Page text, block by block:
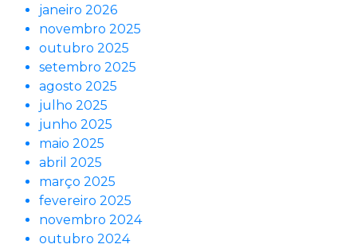
janeiro 2026
novembro 2025
outubro 2025
setembro 2025
agosto 2025
julho 2025
junho 2025
maio 2025
abril 2025
março 2025
fevereiro 2025
novembro 2024
outubro 2024